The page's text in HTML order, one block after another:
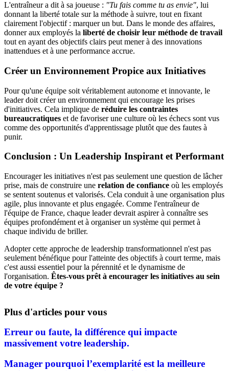
L'entraîneur a dit à sa joueuse : "Tu fais comme tu as envie", lui
donnant la liberté totale sur la méthode à suivre, tout en fixant
clairement l'objectif : marquer un but. Dans le monde des affaires,
donner aux employés la liberté de choisir leur méthode de travail
tout en ayant des objectifs clairs peut mener à des innovations
inattendues et à une performance accrue.
Créer un Environnement Propice aux Initiatives
Pour qu'une équipe soit véritablement autonome et innovante, le
leader doit créer un environnement qui encourage les prises
d'initiatives. Cela implique de réduire les contraintes
bureaucratiques et de favoriser une culture où les échecs sont vus
comme des opportunités d'apprentissage plutôt que des fautes à
punir.
Conclusion : Un Leadership Inspirant et Performant
Encourager les initiatives n'est pas seulement une question de lâcher
prise, mais de construire une relation de confiance où les employés
se sentent soutenus et valorisés. Cela conduit à une organisation plus
agile, plus innovante et plus engagée. Comme l'entraîneur de
l'équipe de France, chaque leader devrait aspirer à connaître ses
équipes profondément et à organiser un système qui permet à
chaque individu de briller.
Adopter cette approche de leadership transformationnel n'est pas
seulement bénéfique pour l'atteinte des objectifs à court terme, mais
c'est aussi essentiel pour la pérennité et le dynamisme de
l'organisation. Êtes-vous prêt à encourager les initiatives au sein
de votre équipe ?
Plus d'articles pour vous
Erreur ou faute, la différence qui impacte
massivement votre leadership.
Manager pourquoi l’exemplarité est la meilleure